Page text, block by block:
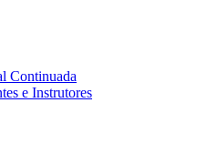
Continuada
e Instrutores